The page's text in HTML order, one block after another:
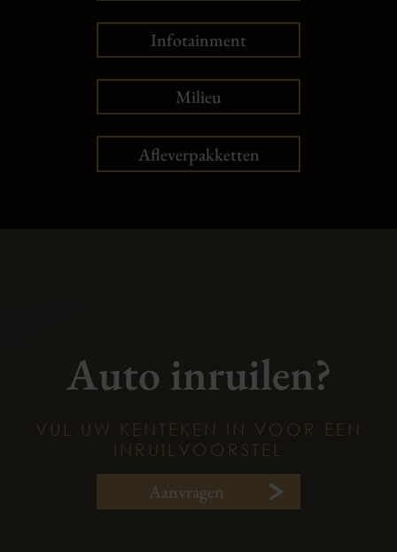
Infotainment
Milieu
Afleverpakketten
Auto inruilen?
VUL UW KENTEKEN IN VOOR EEN
INRUILVOORSTEL
Aanvragen